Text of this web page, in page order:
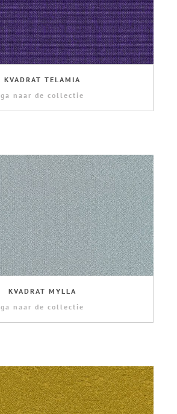
KVADRAT TELAMIA
ga naar de collectie
KVADRAT MYLLA
ga naar de collectie